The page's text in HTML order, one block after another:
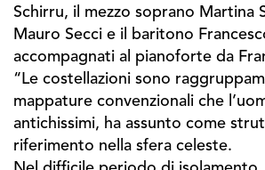
Schirru, il mezzo soprano Martina
Mauro Secci e il baritono
accompagnati al pianoforte da
“Le costellazioni sono
mappature convenzionali che
antichissimi, ha assunto come
riferimento nella sfera celeste.